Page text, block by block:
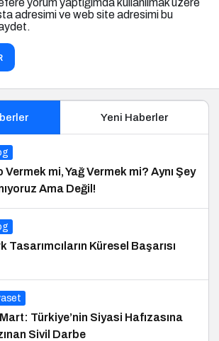
yorum yaptığımda kullanılmak üzere
adresimi ve web site adresimi bu
Yeni Haberler
Vermek mi, Yağ Vermek mi? Aynı Şey
Ama Değil!
Tasarımcıların Küresel Başarısı
Türkiye’nin Siyasi Hafızasına
Sivil Darbe